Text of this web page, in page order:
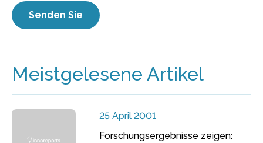
Meistgelesene Artikel
25 April 2001
Forschungsergebnisse zeigen: